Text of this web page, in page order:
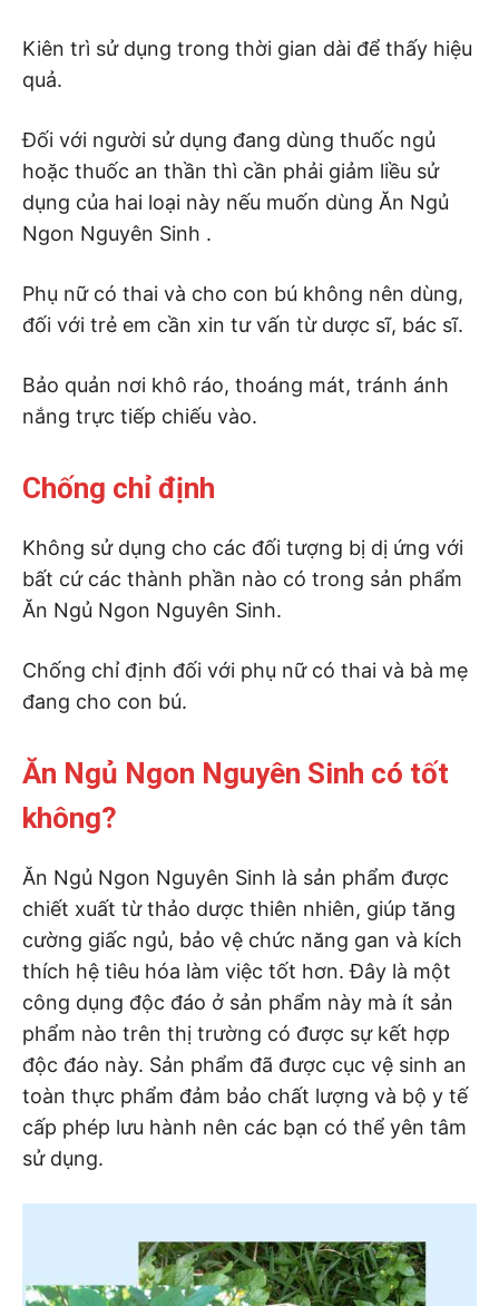
Kiên trì sử dụng trong thời gian dài để thấy hiệu
quả.
Đối với người sử dụng đang dùng thuốc ngủ
hoặc thuốc an thần thì cần phải giảm liều sử
dụng của hai loại này nếu muốn dùng Ăn Ngủ
Ngon Nguyên Sinh .
Phụ nữ có thai và cho con bú không nên dùng,
đối với trẻ em cần xin tư vấn từ dược sĩ, bác sĩ.
Bảo quản nơi khô ráo, thoáng mát, tránh ánh
nắng trực tiếp chiếu vào.
Chống chỉ định
Không sử dụng cho các đối tượng bị dị ứng với
bất cứ các thành phần nào có trong sản phẩm
Ăn Ngủ Ngon Nguyên Sinh.
Chống chỉ định đối với phụ nữ có thai và bà mẹ
đang cho con bú.
Ăn Ngủ Ngon Nguyên Sinh có tốt
không?
Ăn Ngủ Ngon Nguyên Sinh là sản phẩm được
chiết xuất từ thảo dược thiên nhiên, giúp tăng
cường giấc ngủ, bảo vệ chức năng gan và kích
thích hệ tiêu hóa làm việc tốt hơn. Đây là một
công dụng độc đáo ở sản phẩm này mà ít sản
phẩm nào trên thị trường có được sự kết hợp
độc đáo này. Sản phẩm đã được cục vệ sinh an
toàn thực phẩm đảm bảo chất lượng và bộ y tế
cấp phép lưu hành nên các bạn có thể yên tâm
sử dụng.